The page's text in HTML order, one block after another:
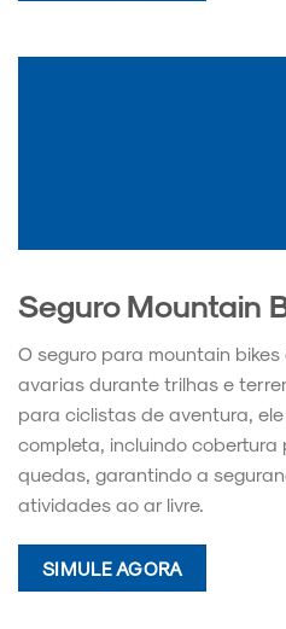
Seguro Mountain
O seguro para mountain
avarias durante trilhas e
para ciclistas de aventura,
completa, incluindo
quedas, garantindo a
atividades ao ar livre.
SIMULE AGORA